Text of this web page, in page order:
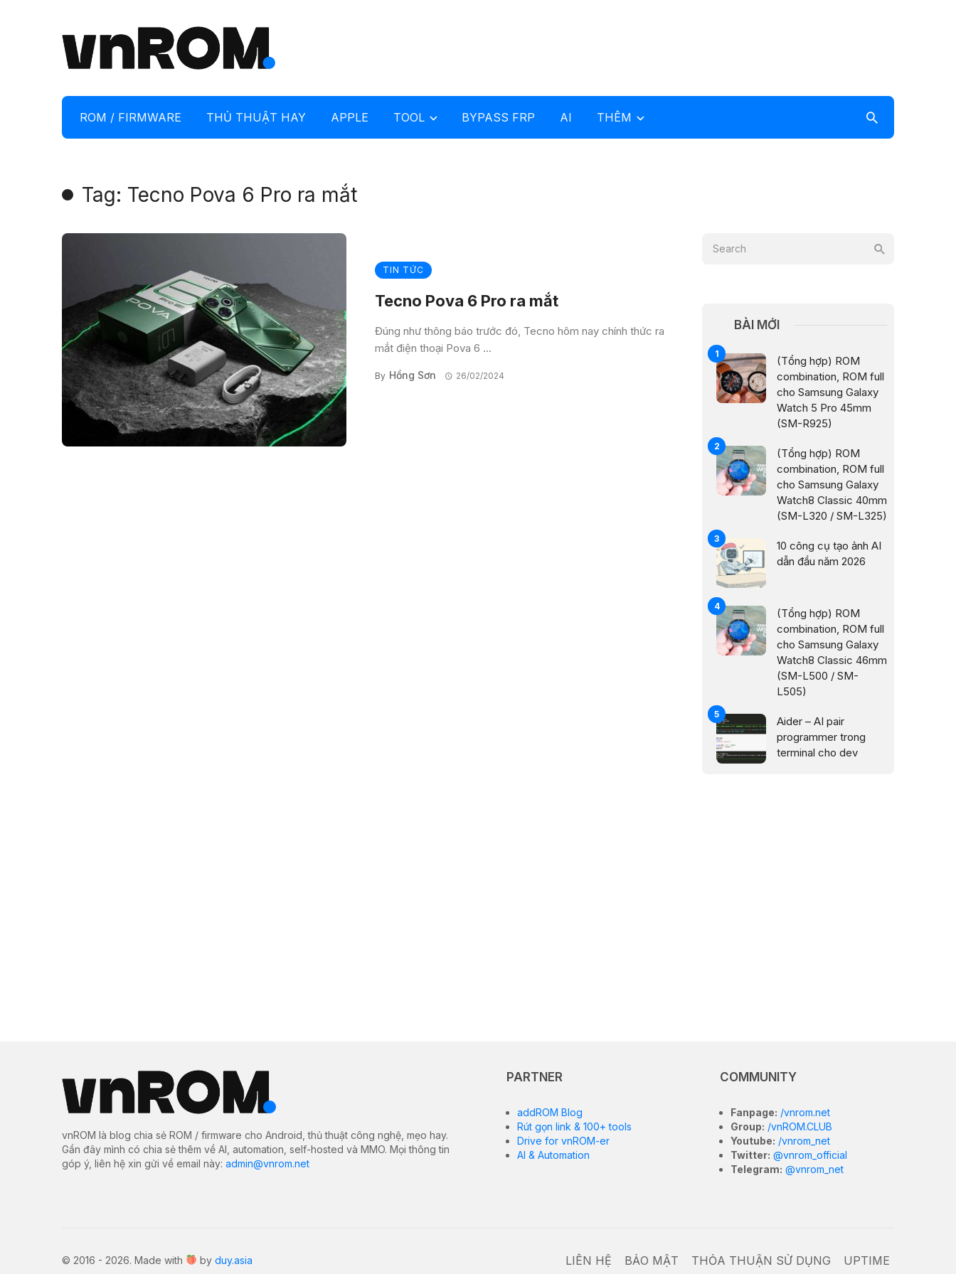
ROM / FIRMWARE THỦ THUẬT HAY APPLE TOOL BYPASS FRP AI THÊM
Tag: Tecno Pova 6 Pro ra mắt
TIN TỨC
Tecno Pova 6 Pro ra mắt
Đúng như thông báo trước đó, Tecno hôm nay chính thức ra
mắt điện thoại Pova 6 ...
By Hồng Sơn 26/02/2024
BÀI MỚI
(Tổng hợp) ROM
combination, ROM full
cho Samsung Galaxy
Watch 5 Pro 45mm
(SM-R925)
(Tổng hợp) ROM
combination, ROM full
cho Samsung Galaxy
Watch8 Classic 40mm
(SM-L320 / SM-L325)
10 công cụ tạo ảnh AI
dẫn đầu năm 2026
(Tổng hợp) ROM
combination, ROM full
cho Samsung Galaxy
Watch8 Classic 46mm
(SM-L500 / SM-
L505)
Aider – AI pair
programmer trong
terminal cho dev
vnROM là blog chia sẻ ROM / firmware cho Android, thủ thuật công nghệ, mẹo hay.
Gần đây mình có chia sẻ thêm về AI, automation, self-hosted và MMO. Mọi thông tin
góp ý, liên hệ xin gửi về email này: admin@vnrom.net
PARTNER
addROM Blog
Rút gọn link & 100+ tools
Drive for vnROM-er
AI & Automation
COMMUNITY
Fanpage: /vnrom.net
Group: /vnROM.CLUB
Youtube: /vnrom_net
Twitter: @vnrom_official
Telegram: @vnrom_net
© 2016 - 2026. Made with by duy.asia LIÊN HỆ BẢO MẬT THỎA THUẬN SỬ DỤNG UPTIME